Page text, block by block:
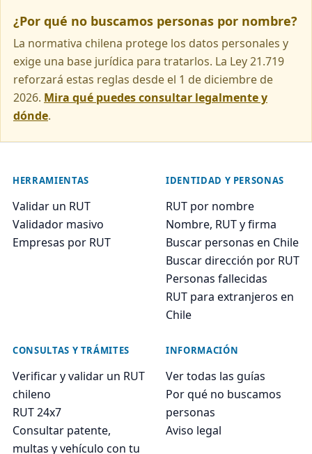
¿Por qué no buscamos personas por nombre?
La normativa chilena protege los datos personales y
exige una base jurídica para tratarlos. La Ley 21.719
reforzará estas reglas desde el 1 de diciembre de
2026. Mira qué puedes consultar legalmente y
dónde.
HERRAMIENTAS
Validar un RUT
Validador masivo
Empresas por RUT
IDENTIDAD Y PERSONAS
RUT por nombre
Nombre, RUT y firma
Buscar personas en Chile
Buscar dirección por RUT
Personas fallecidas
RUT para extranjeros en
Chile
CONSULTAS Y TRÁMITES
Verificar y validar un RUT
chileno
RUT 24x7
Consultar patente,
multas y vehículo con tu
INFORMACIÓN
Ver todas las guías
Por qué no buscamos
personas
Aviso legal